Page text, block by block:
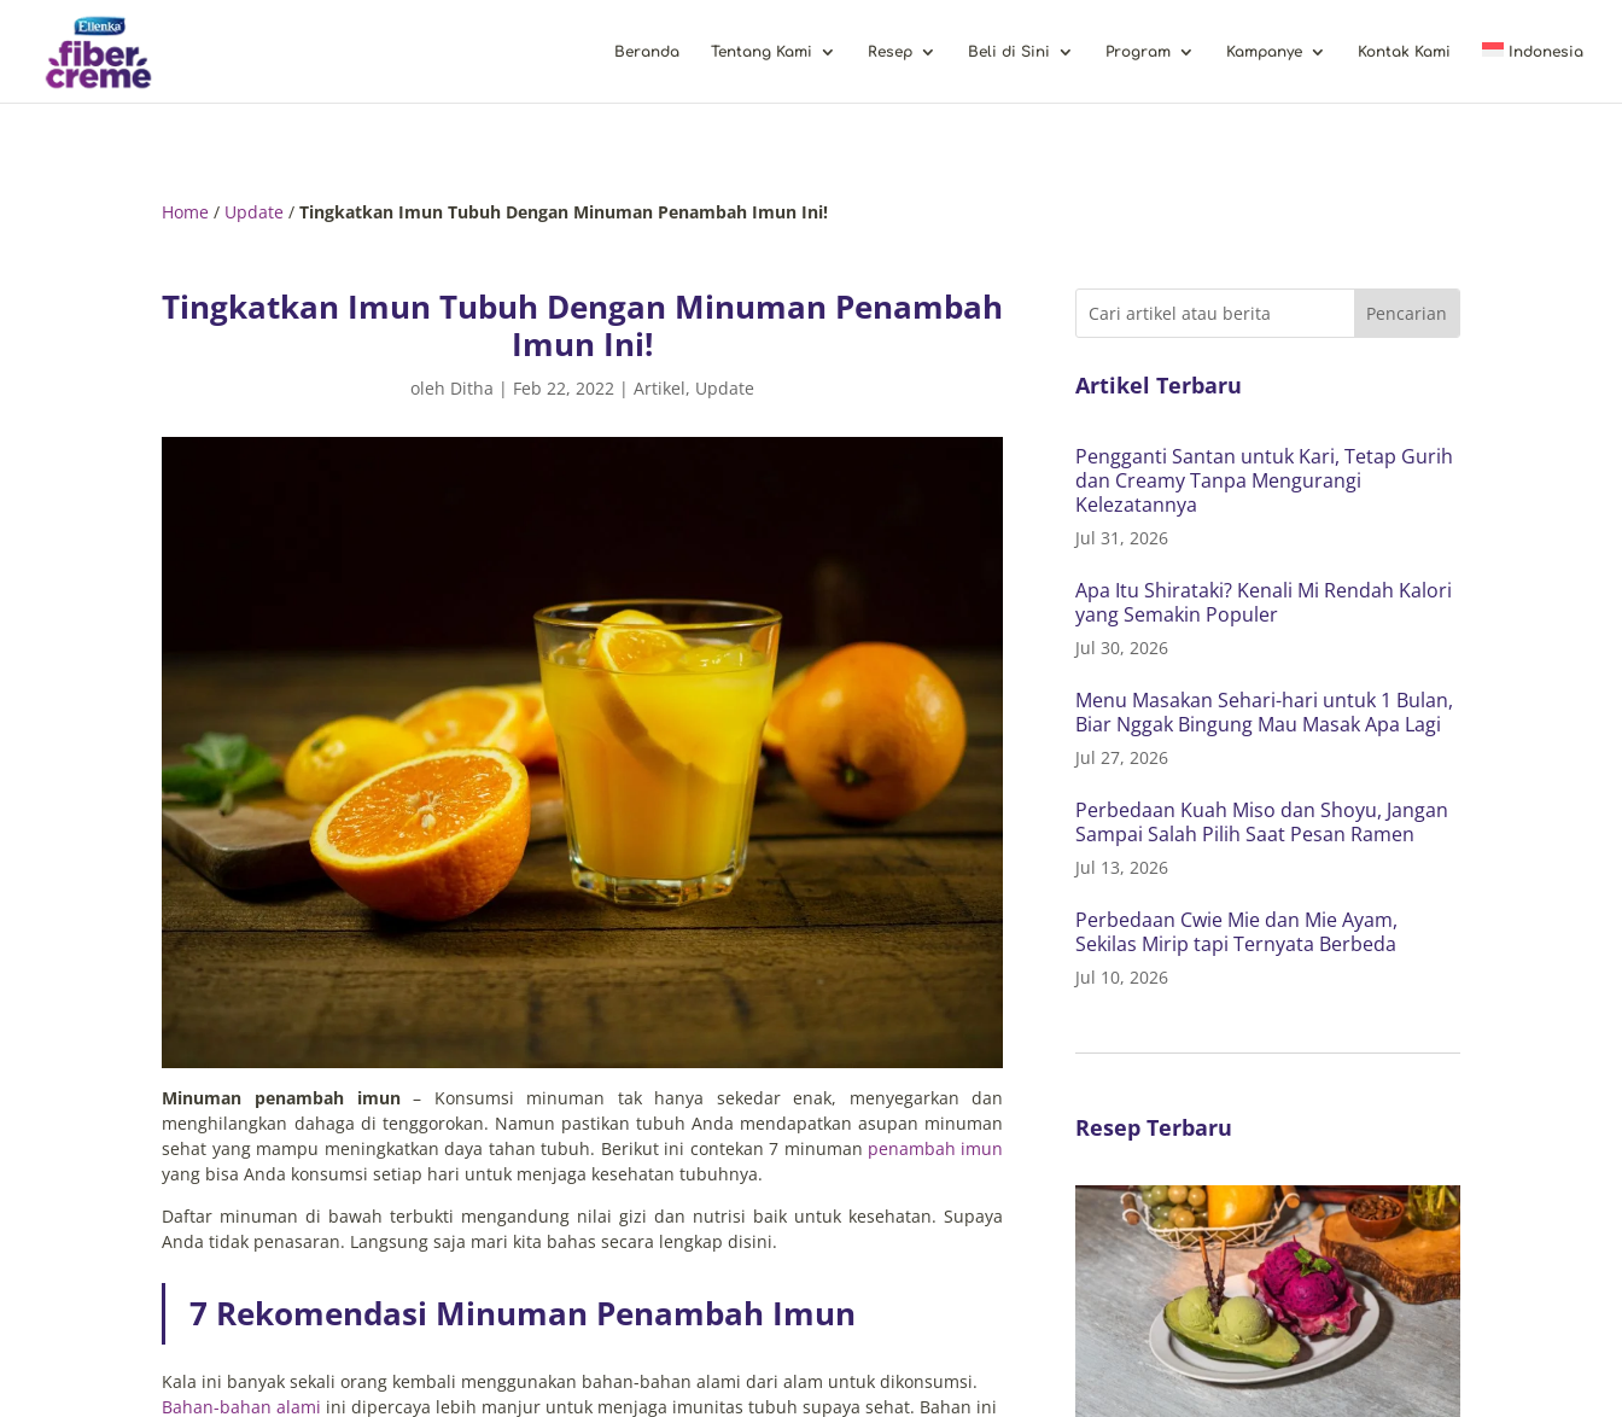
Beranda Tentang Kami Resep Beli di Sini Program Kampanye Kontak Kami Indonesia
Home / Update /Tingkatkan Imun Tubuh Dengan Minuman Penambah Imun Ini!
Tingkatkan Imun Tubuh Dengan Minuman Penambah
Imun Ini!
oleh Ditha | Feb 22, 2022 |Artikel, Update
Minuman penambah imun– Konsumsi minuman tak hanya sekedar enak, menyegarkan dan
menghilangkan dahaga di tenggorokan. Namun pastikan tubuh Anda mendapatkan asupan minuman
sehat yang mampu meningkatkan daya tahan tubuh. Berikut ini contekan 7 minuman penambah imun
yang bisa Anda konsumsi setiap hari untuk menjaga kesehatan tubuhnya.
Daftar minuman di bawah terbukti mengandung nilai gizi dan nutrisi baik untuk kesehatan. Supaya
Anda tidak penasaran. Langsung saja mari kita bahas secara lengkap disini.
7 Rekomendasi Minuman Penambah Imun
Kala ini banyak sekali orang kembali menggunakan bahan-bahan alami dari alam untuk dikonsumsi.
Bahan-bahan alami ini dipercaya lebih manjur untuk menjaga imunitas tubuh supaya sehat. Bahan ini
Artikel Terbaru
Pengganti Santan untuk Kari, Tetap Gurih
dan Creamy Tanpa Mengurangi
Kelezatannya
Jul 31, 2026
Apa Itu Shirataki? Kenali Mi Rendah Kalori
yang Semakin Populer
Jul 30, 2026
Menu Masakan Sehari-hari untuk 1 Bulan,
Biar Nggak Bingung Mau Masak Apa Lagi
Jul 27, 2026
Perbedaan Kuah Miso dan Shoyu, Jangan
Sampai Salah Pilih Saat Pesan Ramen
Jul 13, 2026
Perbedaan Cwie Mie dan Mie Ayam,
Sekilas Mirip tapi Ternyata Berbeda
Jul 10, 2026
Resep Terbaru